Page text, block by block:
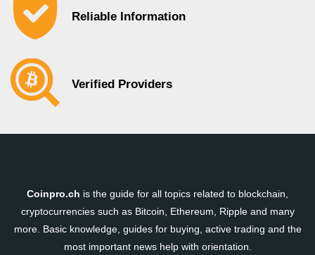
Reliable Information
Verified Providers
Coinpro.ch is the guide for all topics related to blockchain,
cryptocurrencies such as Bitcoin, Ethereum, Ripple and many
more. Basic knowledge, guides for buying, active trading and the
most important news help with orientation.